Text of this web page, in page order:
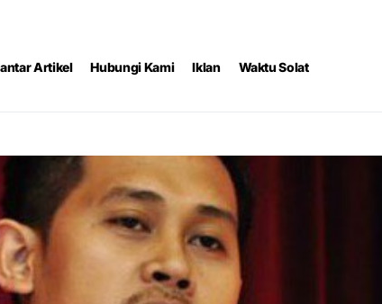
Artikel Hubungi Kami Iklan Waktu Solat